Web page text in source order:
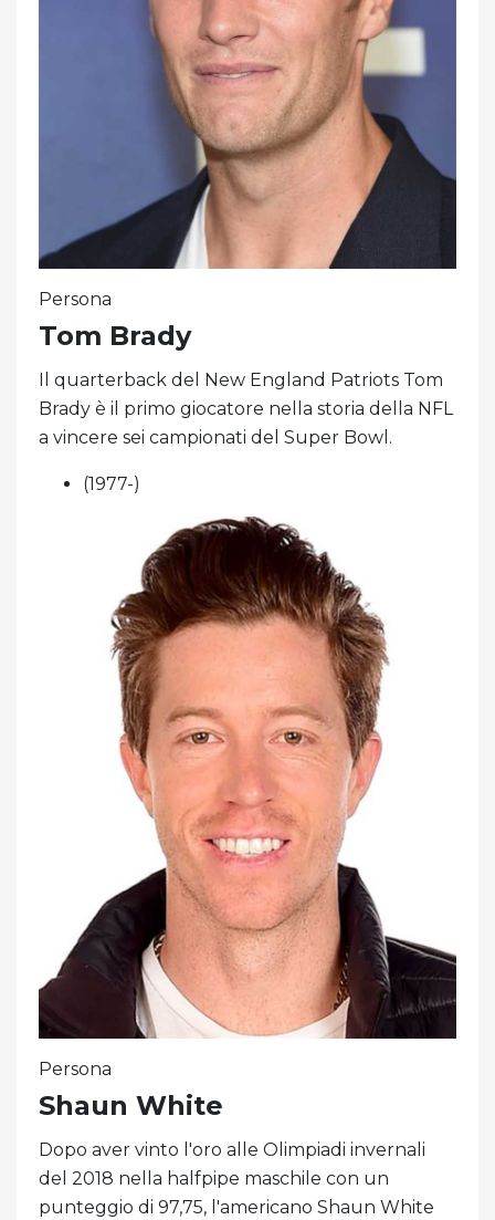
Persona
Tom Brady
Il quarterback del New England Patriots Tom
Brady è il primo giocatore nella storia della NFL
a vincere sei campionati del Super Bowl.
(1977-)
Persona
Shaun White
Dopo aver vinto l'oro alle Olimpiadi invernali
del 2018 nella halfpipe maschile con un
punteggio di 97,75, l'americano Shaun White